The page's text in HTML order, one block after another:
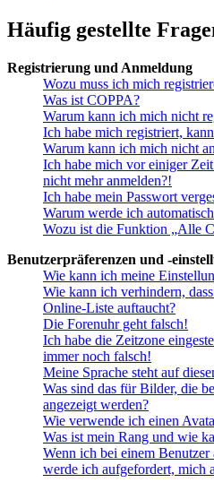
Häufig gestellte
Registrierung und Anmeldung
Wozu muss ich mich
Was ist COPPA?
Warum kann ich mich nicht
Ich habe mich registriert,
Warum kann ich mich nicht
Ich habe mich vor einiger
nicht mehr anmelden?!
Ich habe mein Passwort
Warum werde ich
Wozu ist die Funktion „Alle
Benutzerpräferenzen und -
Wie kann ich meine
Wie kann ich verhindern,
Online-Liste auftaucht?
Die Forenuhr geht falsch!
Ich habe die Zeitzone
immer noch falsch!
Meine Sprache steht auf
Was sind das für Bilder, die
angezeigt werden?
Wie verwende ich einen
Was ist mein Rang und wie
Wenn ich bei einem
werde ich aufgefordert, mich